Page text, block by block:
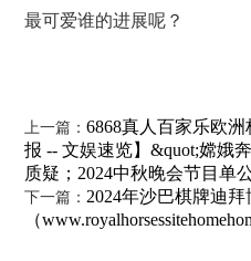
最可爱谁的进展呢？
上一篇：6868真人百家乐欧
报 -- 文娱速览】&quot;嫦娥
质疑；2024中秋晚会节目单
下一篇： 2024年沙巴棋牌迪
（